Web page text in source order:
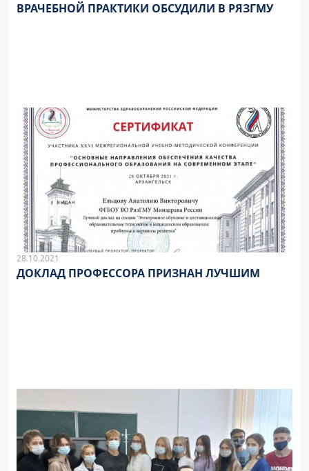
ВРАЧЕБНОЙ ПРАКТИКИ ОБСУДИЛИ В РЯЗГМУ
28.10.2021
ДОКЛАД ПРОФЕССОРА ПРИЗНАН ЛУЧШИМ